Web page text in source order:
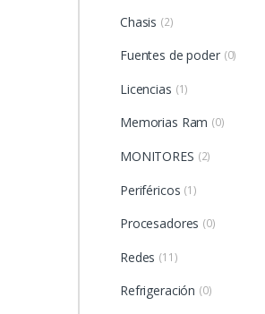
Chasis (2)
Fuentes de poder (0)
Licencias (1)
Memorias Ram (0)
MONITORES (2)
Periféricos (1)
Procesadores (0)
Redes (11)
Refrigeración (0)